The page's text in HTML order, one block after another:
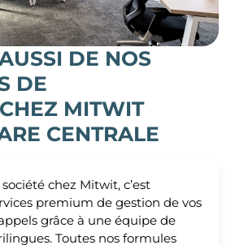
DE NOS
DE
MITWIT
CENTRALE
chez Mitwit, c’est
premium de gestion de vos
grâce à une équipe de
Toutes nos formules